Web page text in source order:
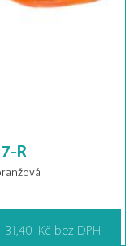
R
31,40 Kč bez DPH